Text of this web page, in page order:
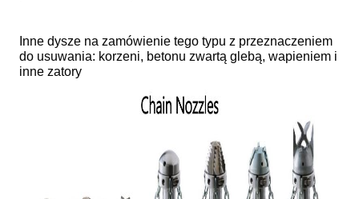
Inne dysze na zamówienie tego typu z przeznaczeniem
do usuwania: korzeni, betonu zwartą glebą, wapieniem i
inne zatory